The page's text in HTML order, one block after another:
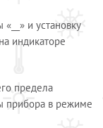
и установку
индикаторе
предела
прибора в режиме